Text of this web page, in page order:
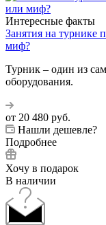
Интересные факты
Занятия на турнике
миф?
Турник – один из
оборудования.
от 20 480 руб.
Нашли дешевле?
Подробнее
Хочу в подарок
В наличии